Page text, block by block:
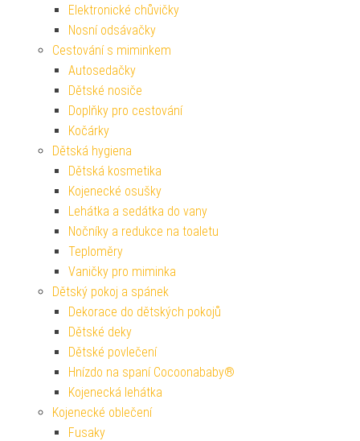
Elektronické chůvičky
Nosní odsávačky
Cestování s miminkem
Autosedačky
Dětské nosiče
Doplňky pro cestování
Kočárky
Dětská hygiena
Dětská kosmetika
Kojenecké osušky
Lehátka a sedátka do vany
Nočníky a redukce na toaletu
Teploměry
Vaničky pro miminka
Dětský pokoj a spánek
Dekorace do dětských pokojů
Dětské deky
Dětské povlečení
Hnízdo na spaní Cocoonababy®
Kojenecká lehátka
Kojenecké oblečení
Fusaky